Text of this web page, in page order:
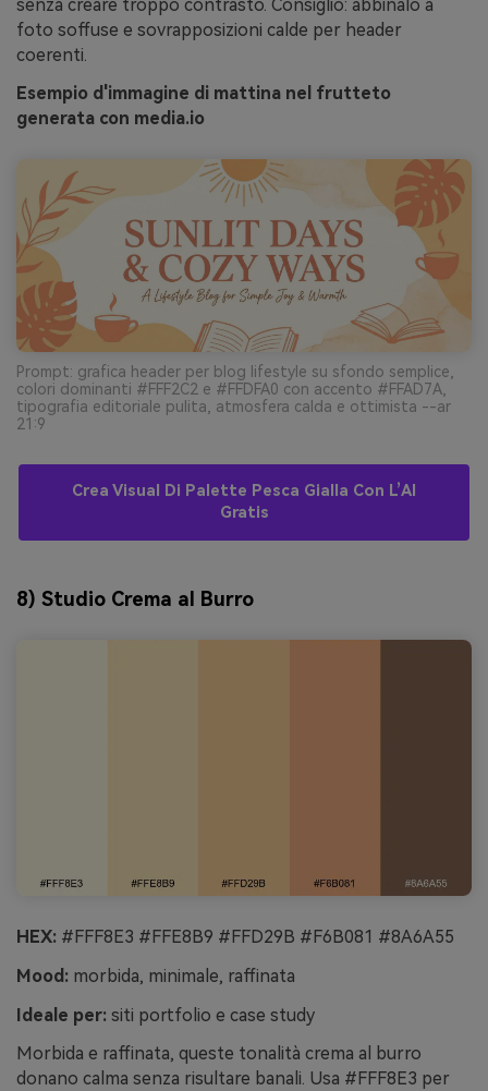
senza creare troppo contrasto. Consiglio: abbinalo a
foto soffuse e sovrapposizioni calde per header
coerenti.
Esempio d'immagine di mattina nel frutteto
generata con media.io
Prompt: grafica header per blog lifestyle su sfondo semplice,
colori dominanti #FFF2C2 e #FFDFA0 con accento #FFAD7A,
tipografia editoriale pulita, atmosfera calda e ottimista --ar
21:9
Crea Visual Di Palette Pesca Gialla Con L’AI
Gratis
8) Studio Crema al Burro
HEX: #FFF8E3 #FFE8B9 #FFD29B #F6B081 #8A6A55
Mood: morbida, minimale, raffinata
Ideale per: siti portfolio e case study
Morbida e raffinata, queste tonalità crema al burro
donano calma senza risultare banali. Usa #FFF8E3 per